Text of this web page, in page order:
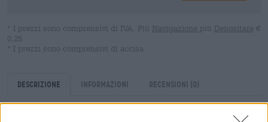
* I prezzi sono comprensivi di IVA. Più Navigazione più Depositare €
0,25
* I prezzi sono comprensivi di accisa
Descrizione Informazioni Recensioni (0)